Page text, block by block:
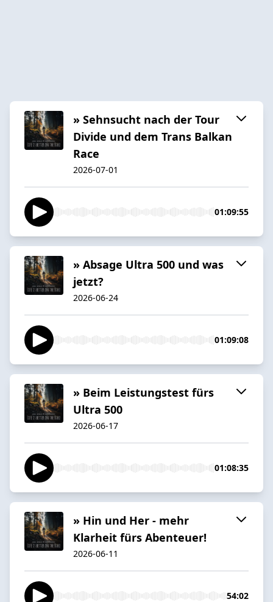
» Sehnsucht nach der Tour
Divide und dem Trans Balkan
Race
2026-07-01
01:09:55
» Absage Ultra 500 und was
jetzt?
2026-06-24
01:09:08
» Beim Leistungstest fürs
Ultra 500
2026-06-17
01:08:35
» Hin und Her - mehr
Klarheit fürs Abenteuer!
2026-06-11
54:02